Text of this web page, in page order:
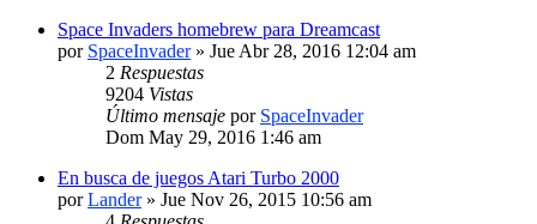
Space Invaders homebrew para Dreamcast
por SpaceInvader» Jue Abr 28, 2016 12:04 am
2 Respuestas
9204 Vistas
Último mensaje por SpaceInvader
Dom May 29, 2016 1:46 am
En busca de juegos Atari Turbo 2000
porLander» Jue Nov 26, 2015 10:56 am